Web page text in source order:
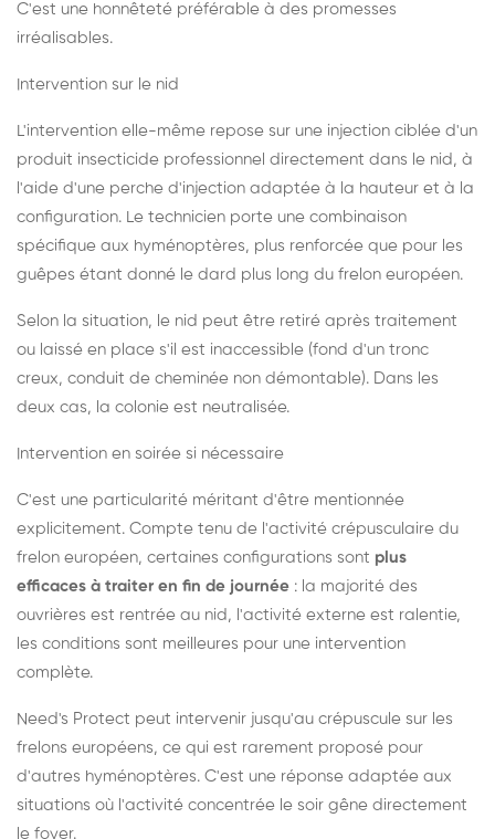
C'est une honnêteté préférable à des promesses
irréalisables.
Intervention sur le nid
L'intervention elle-même repose sur une injection ciblée d'un
produit insecticide professionnel directement dans le nid, à
l'aide d'une perche d'injection adaptée à la hauteur et à la
configuration. Le technicien porte une combinaison
spécifique aux hyménoptères, plus renforcée que pour les
guêpes étant donné le dard plus long du frelon européen.
Selon la situation, le nid peut être retiré après traitement
ou laissé en place s'il est inaccessible (fond d'un tronc
creux, conduit de cheminée non démontable). Dans les
deux cas, la colonie est neutralisée.
Intervention en soirée si nécessaire
C'est une particularité méritant d'être mentionnée
explicitement. Compte tenu de l'activité crépusculaire du
frelon européen, certaines configurations sont plus
efficaces à traiter en fin de journée : la majorité des
ouvrières est rentrée au nid, l'activité externe est ralentie,
les conditions sont meilleures pour une intervention
complète.
Need's Protect peut intervenir jusqu'au crépuscule sur les
frelons européens, ce qui est rarement proposé pour
d'autres hyménoptères. C'est une réponse adaptée aux
situations où l'activité concentrée le soir gêne directement
le foyer.